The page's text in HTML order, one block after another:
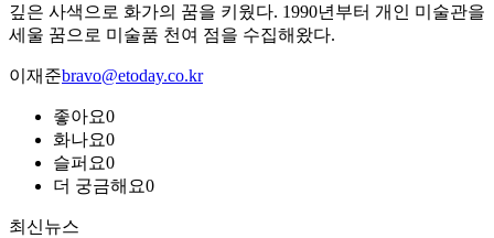
깊은 사색으로 화가의 꿈을 키웠다. 1990년부터 개인 미술관을
세울 꿈으로 미술품 천여 점을 수집해왔다.
이재준bravo@etoday.co.kr
좋아요0
화나요0
슬퍼요0
더 궁금해요0
최신뉴스